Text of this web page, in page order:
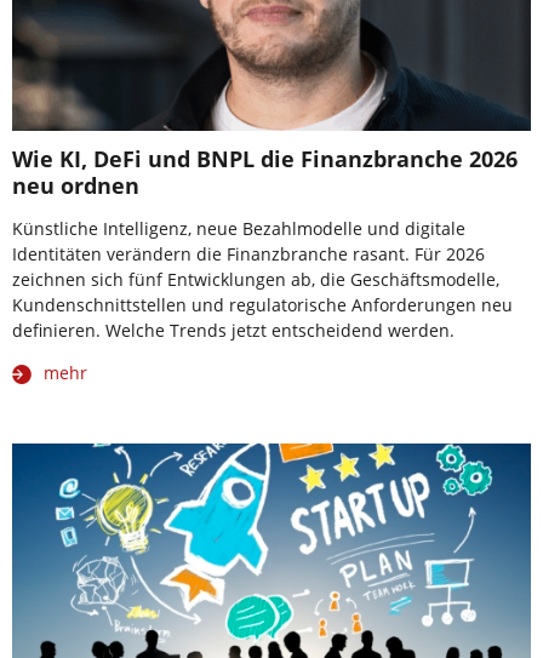
Wie KI, DeFi und BNPL die Finanzbranche 2026
neu ordnen
Künstliche Intelligenz, neue Bezahlmodelle und digitale
Identitäten verändern die Finanzbranche rasant. Für 2026
zeichnen sich fünf Entwicklungen ab, die Geschäftsmodelle,
Kundenschnittstellen und regulatorische Anforderungen neu
definieren. Welche Trends jetzt entscheidend werden.
mehr